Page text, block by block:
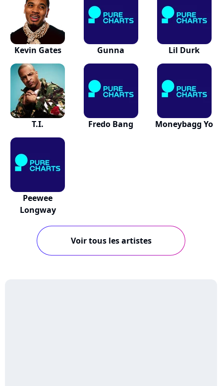
Kevin Gates Gunna Lil Durk
T.I. Fredo Bang Moneybagg Yo
Peewee
Longway
Voir tous les artistes